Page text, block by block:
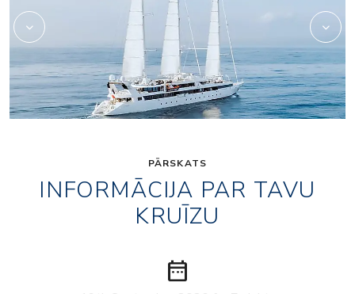
PĀRSKATS
INFORMĀCIJA PAR TAVU
KRUĪZU
date_range